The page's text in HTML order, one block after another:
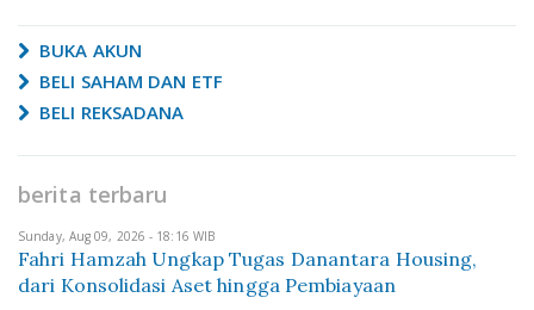
BUKA AKUN
BELI SAHAM DAN ETF
BELI REKSADANA
berita terbaru
Sunday, Aug 09, 2026 - 18:16 WIB
Fahri Hamzah Ungkap Tugas Danantara Housing,
dari Konsolidasi Aset hingga Pembiayaan